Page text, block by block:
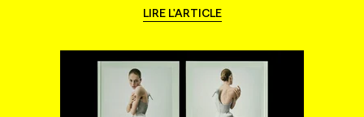
LIRE L'ARTICLE